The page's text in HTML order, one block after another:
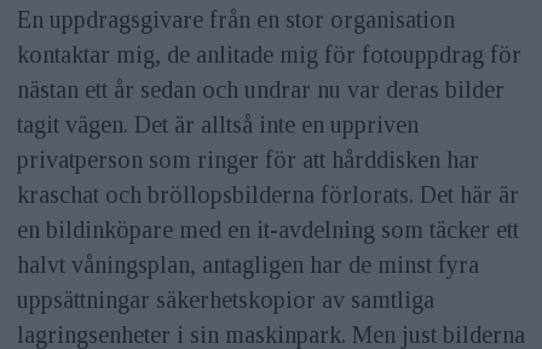
En uppdragsgivare från en stor organisation
kontaktar mig, de anlitade mig för fotouppdrag för
nästan ett år sedan och undrar nu var deras bilder
tagit vägen. Det är alltså inte en uppriven
privatperson som ringer för att hårddisken har
kraschat och bröllopsbilderna förlorats. Det här är
en bildinköpare med en it-avdelning som täcker ett
halvt våningsplan, antagligen har de minst fyra
uppsättningar säkerhetskopior av samtliga
lagringsenheter i sin maskinpark. Men just bilderna